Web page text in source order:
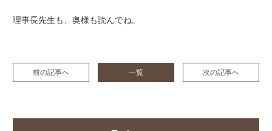
理事長先生も、奥様も読んでね。
前の記事へ 一覧 次の記事へ